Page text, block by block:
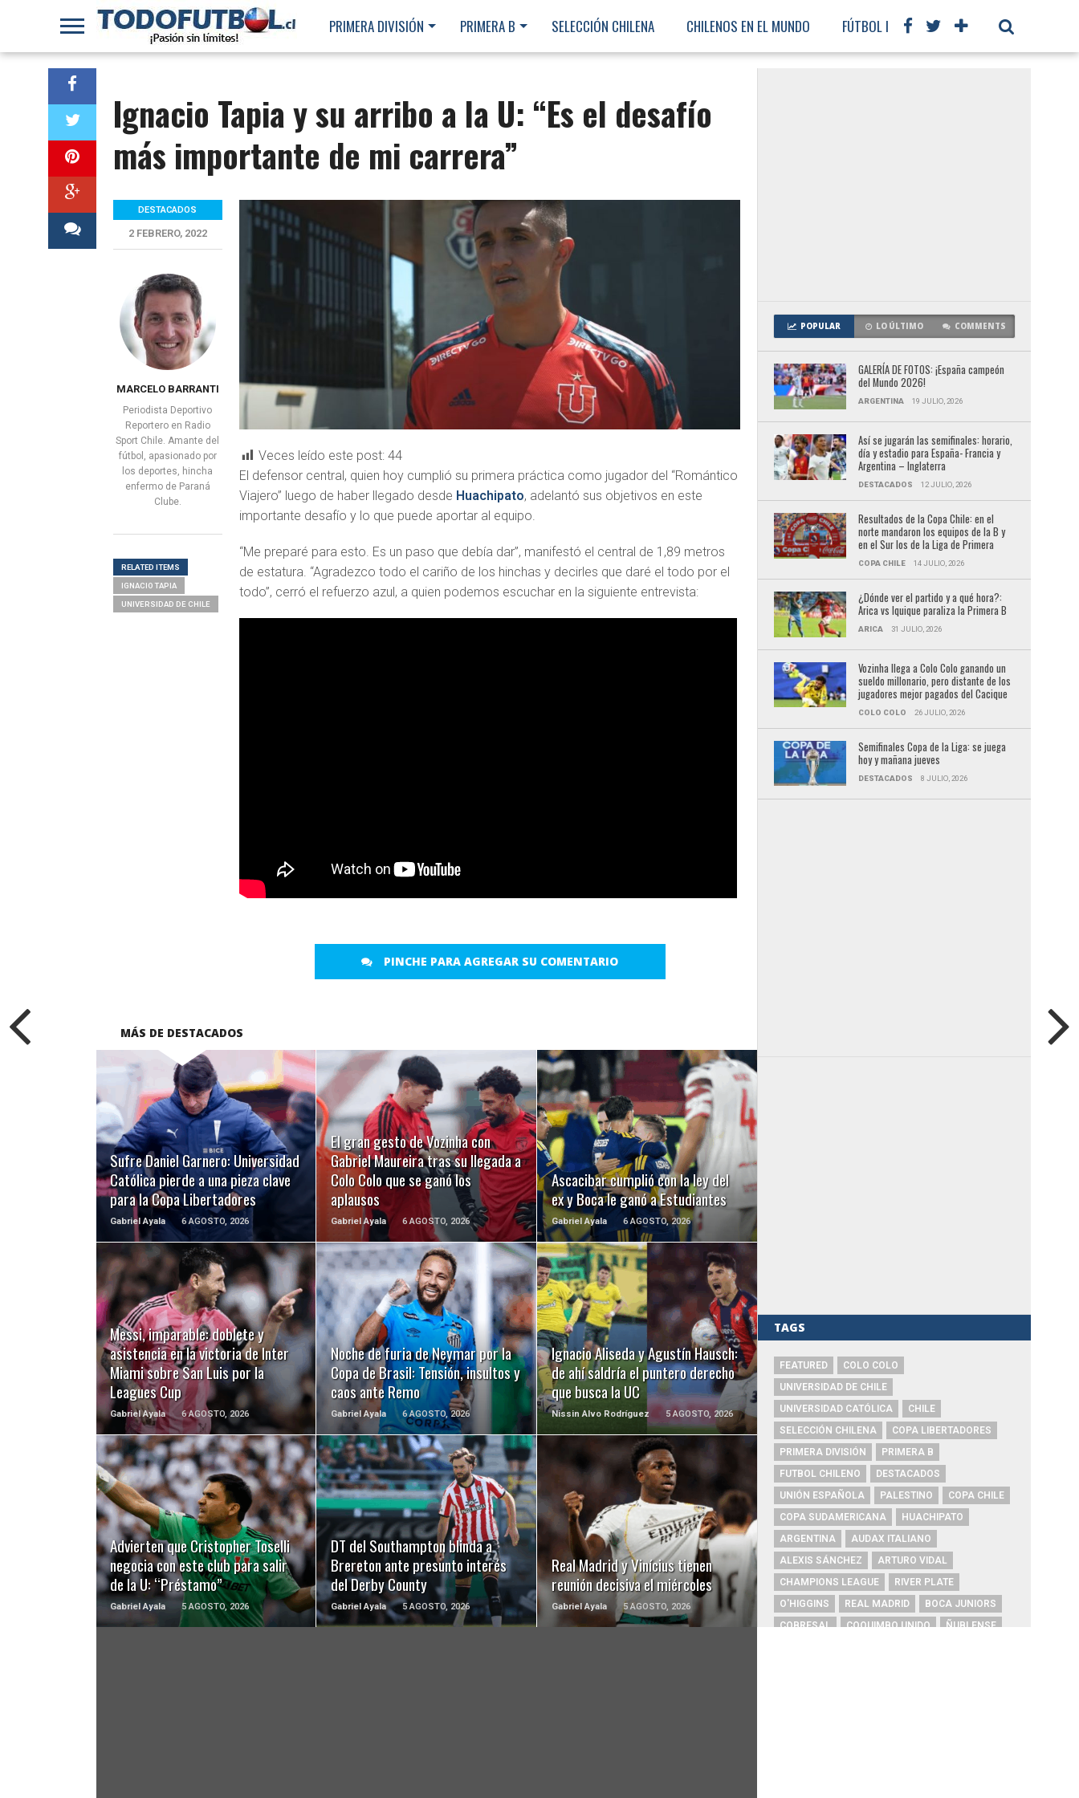
PRIMERA DIVISIÓN PRIMERA B SELECCIÓN CHILENA CHILENOS EN EL MUNDO FÚTBOL INTERNACIONAL
Ignacio Tapia y su arribo a la U: “Es el desafío
más importante de mi carrera”
Veces leído este post: 44
El defensor central, quien hoy cumplió su primera práctica como jugador del “Romántico
Viajero” luego de haber llegado desde Huachipato, adelantó sus objetivos en este
importante desafío y lo que puede aportar al equipo.
“Me preparé para esto. Es un paso que debía dar”, manifestó el central de 1,89 metros
de estatura. “Agradezco todo el cariño de los hinchas y decirles que daré el todo por el
todo”, cerró el refuerzo azul, a quien podemos escuchar en la siguiente entrevista:
PINCHE PARA AGREGAR SU COMENTARIO
DESTACADOS
2 FEBRERO, 2022
MARCELO BARRANTI
Periodista Deportivo
Reportero en Radio
Sport Chile. Amante del
fútbol, apasionado por
los deportes, hincha
enfermo de Paraná
Clube.
RELATED ITEMS
IGNACIO TAPIA
UNIVERSIDAD DE CHILE
MÁS DE DESTACADOS
Sufre Daniel Garnero: Universidad
Católica pierde a una pieza clave
para la Copa Libertadores
Gabriel Ayala 6 AGOSTO, 2026
LEER MÁS
El gran gesto de Vozinha con
Gabriel Maureira tras su llegada a
Colo Colo que se ganó los
aplausos
Gabriel Ayala 6 AGOSTO, 2026
LEER MÁS
Ascacibar cumplió con la ley del
ex y Boca le ganó a Estudiantes
Gabriel Ayala 6 AGOSTO, 2026
LEER MÁS
Messi, imparable: doblete y
asistencia en la victoria de Inter
Miami sobre San Luis por la
Leagues Cup
Gabriel Ayala 6 AGOSTO, 2026
LEER MÁS
Noche de furia de Neymar por la
Copa de Brasil: Tensión, insultos y
caos ante Remo
Gabriel Ayala 6 AGOSTO, 2026
LEER MÁS
Ignacio Aliseda y Agustín Hausch:
de ahí saldría el puntero derecho
que busca la UC
Nissin Alvo Rodríguez 5 AGOSTO, 2026
LEER MÁS
Advierten que Cristopher Toselli
negocia con este club para salir
de la U: “Préstamo”
Gabriel Ayala 5 AGOSTO, 2026
LEER MÁS
DT del Southampton blinda a
Brereton ante presunto interés
del Derby County
Gabriel Ayala 5 AGOSTO, 2026
LEER MÁS
Real Madrid y Vinícius tienen
reunión decisiva el miércoles
Gabriel Ayala 5 AGOSTO, 2026
LEER MÁS
POPULAR LO ÚLTIMO COMMENTS
GALERÍA DE FOTOS: ¡España campeón
del Mundo 2026!
ARGENTINA 19 JULIO, 2026
Así se jugarán las semifinales: horario,
día y estadio para España- Francia y
Argentina – Inglaterra
DESTACADOS 12 JULIO, 2026
Resultados de la Copa Chile: en el
norte mandaron los equipos de la B y
en el Sur los de la Liga de Primera
COPA CHILE 14 JULIO, 2026
¿Dónde ver el partido y a qué hora?:
Arica vs Iquique paraliza la Primera B
ARICA 31 JULIO, 2026
Vozinha llega a Colo Colo ganando un
sueldo millonario, pero distante de los
jugadores mejor pagados del Cacique
COLO COLO 26 JULIO, 2026
Semifinales Copa de la Liga: se juega
hoy y mañana jueves
DESTACADOS 8 JULIO, 2026
TAGS
FEATURED
COLO COLO
UNIVERSIDAD DE CHILE
UNIVERSIDAD CATÓLICA
CHILE
SELECCIÓN CHILENA
COPA LIBERTADORES
PRIMERA DIVISIÓN
PRIMERA B
FUTBOL CHILENO
DESTACADOS
UNIÓN ESPAÑOLA
PALESTINO
COPA CHILE
COPA SUDAMERICANA
HUACHIPATO
ARGENTINA
AUDAX ITALIANO
ALEXIS SÁNCHEZ
ARTURO VIDAL
CHAMPIONS LEAGUE
RIVER PLATE
O'HIGGINS
REAL MADRID
BOCA JUNIORS
COBRESAL
COQUIMBO UNIDO
ÑUBLENSE